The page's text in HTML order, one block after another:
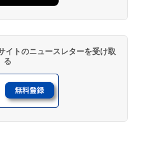
イトのニュースレターを受け取
る